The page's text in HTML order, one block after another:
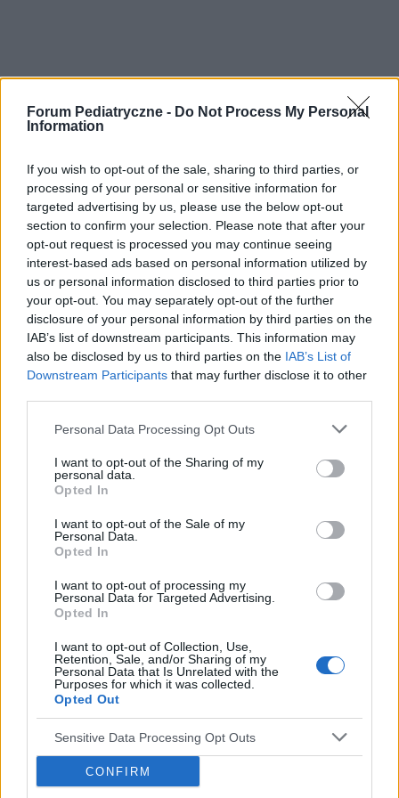
Forum Pediatryczne - Do Not Process My Personal
Information
If you wish to opt-out of the sale, sharing to third parties, or
processing of your personal or sensitive information for
targeted advertising by us, please use the below opt-out
section to confirm your selection. Please note that after your
opt-out request is processed you may continue seeing
interest-based ads based on personal information utilized by
us or personal information disclosed to third parties prior to
your opt-out. You may separately opt-out of the further
disclosure of your personal information by third parties on the
IAB’s list of downstream participants. This information may
also be disclosed by us to third parties on the IAB’s List of
Downstream Participants that may further disclose it to other
Personal Data Processing Opt Outs
I want to opt-out of the Sharing of my
personal data.
Opted In
I want to opt-out of the Sale of my
Personal Data.
Opted In
I want to opt-out of processing my
Personal Data for Targeted Advertising.
Opted In
I want to opt-out of Collection, Use,
Retention, Sale, and/or Sharing of my
Personal Data that Is Unrelated with the
Purposes for which it was collected.
Opted Out
Sensitive Data Processing Opt Outs
CONFIRM
POLECAMY TREŚCI Z KATEGORII
CHOROBY DZIECKA
Serce w stwardnieniu guzowatym
Reklama: